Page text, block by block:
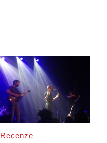
Recenze